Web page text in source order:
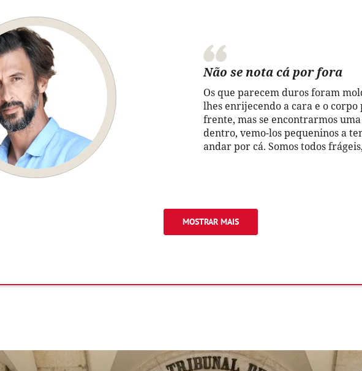
Não se nota cá por fora
Os que parecem duros foram
lhes enrijecendo a cara e o
frente, mas se encontrarmos
dentro, vemo-los pequeninos a
andar por cá. Somos todos
MOSTRAR MAIS